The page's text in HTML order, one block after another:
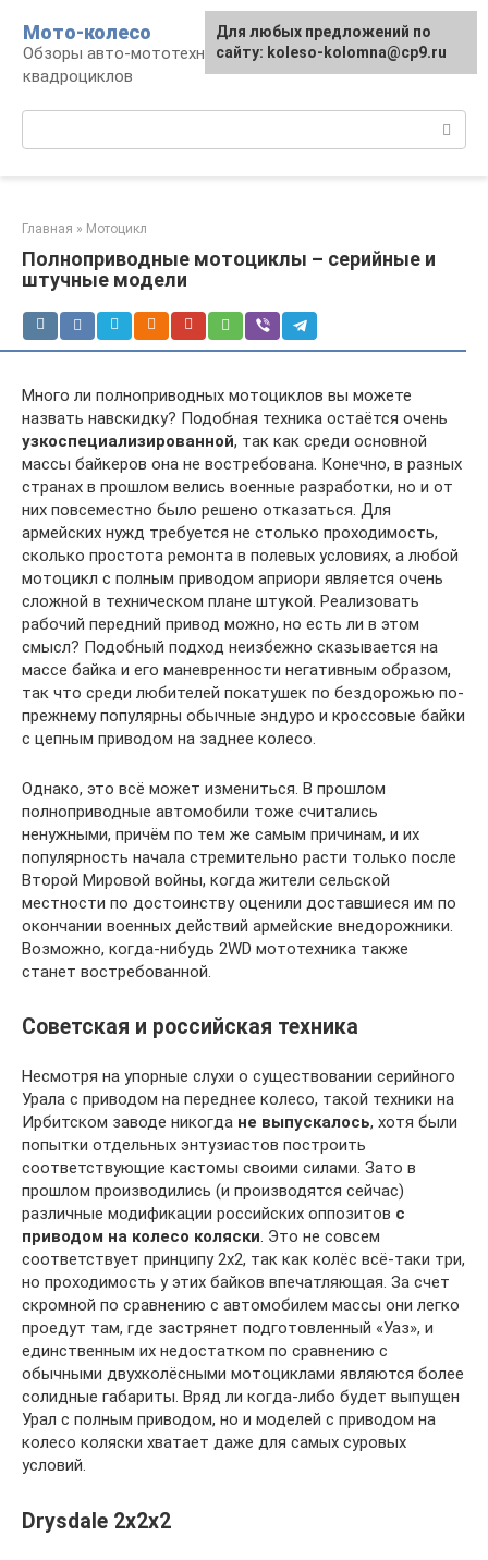
контенту
Мото-колесо
Обзоры авто-мототехники, снегоходов,
квадроциклов
Главная » Мотоцикл
Полноприводные мотоциклы – серийные и
штучные модели
Много ли полноприводных мотоциклов вы можете
назвать навскидку? Подобная техника остаётся очень
узкоспециализированной, так как среди основной
массы байкеров она не востребована. Конечно, в разных
странах в прошлом велись военные разработки, но и от
них повсеместно было решено отказаться. Для
армейских нужд требуется не столько проходимость,
сколько простота ремонта в полевых условиях, а любой
мотоцикл с полным приводом априори является очень
сложной в техническом плане штукой. Реализовать
рабочий передний привод можно, но есть ли в этом
смысл? Подобный подход неизбежно сказывается на
массе байка и его маневренности негативным образом,
так что среди любителей покатушек по бездорожью по-
прежнему популярны обычные эндуро и кроссовые байки
с цепным приводом на заднее колесо.
Однако, это всё может измениться. В прошлом
полноприводные автомобили тоже считались
ненужными, причём по тем же самым причинам, и их
популярность начала стремительно расти только после
Второй Мировой войны, когда жители сельской
местности по достоинству оценили доставшиеся им по
окончании военных действий армейские внедорожники.
Возможно, когда-нибудь 2WD мототехника также
станет востребованной.
Советская и российская техника
Несмотря на упорные слухи о существовании серийного
Урала с приводом на переднее колесо, такой техники на
Ирбитском заводе никогда не выпускалось, хотя были
попытки отдельных энтузиастов построить
соответствующие кастомы своими силами. Зато в
прошлом производились (и производятся сейчас)
различные модификации российских оппозитов с
приводом на колесо коляски. Это не совсем
соответствует принципу 2х2, так как колёс всё-таки три,
но проходимость у этих байков впечатляющая. За счет
скромной по сравнению с автомобилем массы они легко
проедут там, где застрянет подготовленный «Уаз», и
единственным их недостатком по сравнению с
обычными двухколёсными мотоциклами являются более
солидные габариты. Вряд ли когда-либо будет выпущен
Урал с полным приводом, но и моделей с приводом на
колесо коляски хватает даже для самых суровых
условий.
Drysdale 2x2x2
Для любых предложений по
сайту: koleso-kolomna@cp9.ru